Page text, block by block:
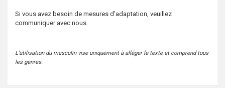
Si vous avez besoin de mesures d’adaptation, veuillez
communiquer avec nous.
L’utilisation du masculin vise uniquement à alléger le texte et comprend tous
les genres.